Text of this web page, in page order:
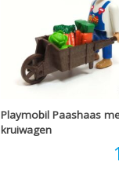
Playmobil Paashaas
kruiwagen